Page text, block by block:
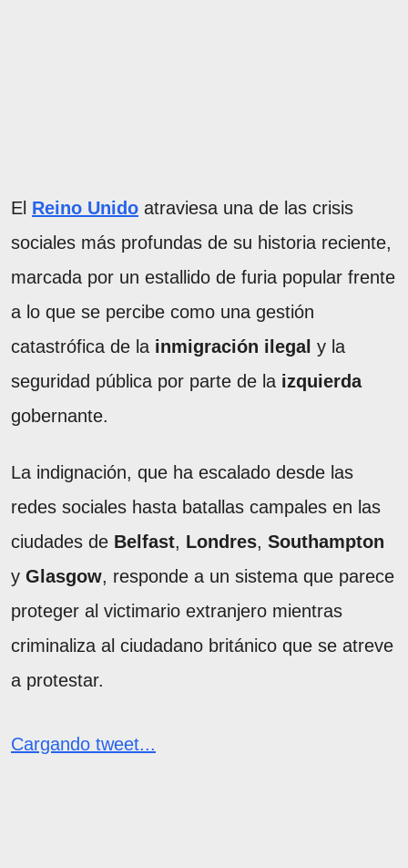
El Reino Unido atraviesa una de las crisis
sociales más profundas de su historia reciente,
marcada por un estallido de furia popular frente
a lo que se percibe como una gestión
catastrófica de la inmigración ilegal y la
seguridad pública por parte de la izquierda
gobernante.
La indignación, que ha escalado desde las
redes sociales hasta batallas campales en las
ciudades de Belfast, Londres, Southampton
y Glasgow, responde a un sistema que parece
proteger al victimario extranjero mientras
criminaliza al ciudadano británico que se atreve
a protestar.
Cargando tweet...